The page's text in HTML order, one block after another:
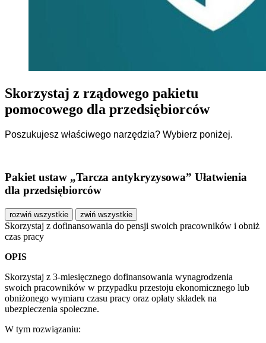
Skorzystaj z rządowego pakietu
pomocowego dla przedsiębiorców
Poszukujesz właściwego narzędzia? Wybierz poniżej.
Pakiet ustaw „Tarcza antykryzysowa” Ułatwienia
dla przedsiębiorców
rozwiń wszystkie zwiń wszystkie
Skorzystaj z dofinansowania do pensji swoich pracowników i obniż
czas pracy
OPIS
Skorzystaj z 3-miesięcznego dofinansowania wynagrodzenia
swoich pracowników w przypadku przestoju ekonomicznego lub
obniżonego wymiaru czasu pracy oraz opłaty składek na
ubezpieczenia społeczne.
W tym rozwiązaniu: